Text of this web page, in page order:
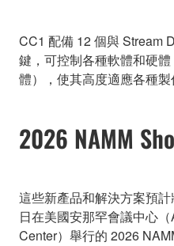
CC1 配備 12 個與 Stream
鍵，可控制各種軟體和硬
體），使其高度適應各種製
2026 NAMM
這些新產品和解決方案預
日在美國安那罕會議中心
Center）舉行的 2026